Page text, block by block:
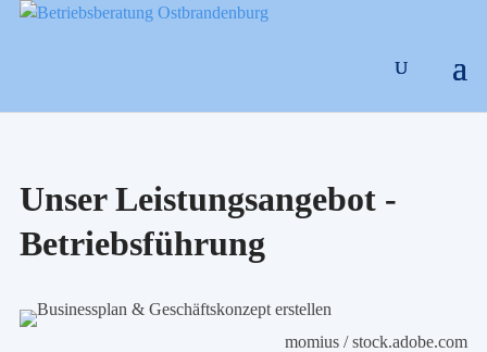
Unser Leistungsangebot -
Betriebsführung
momius / stock.adobe.com